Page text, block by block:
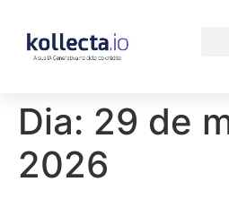
Dia: 29 de
2026